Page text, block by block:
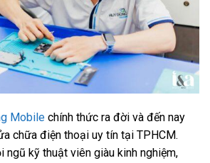
Mobile chính thức ra đời và đến nay
chữa điện thoại uy tín tại TPHCM.
ngũ kỹ thuật viên giàu kinh nghiệm,